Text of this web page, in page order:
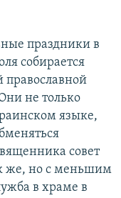
праздники в
собирается
не только
языке,
совет
же, но с меньшим
в храме в